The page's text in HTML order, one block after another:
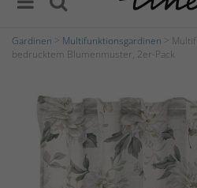
Gardinen Multifunktionsgardinen >
bedrucktem Blumenmuster, 2er-Pack